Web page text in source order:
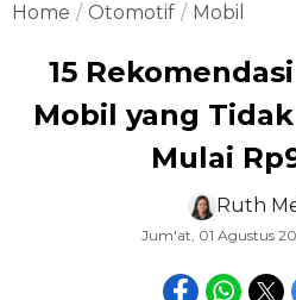
Home Otomotif Mobil
15
Mobil yang
Mulai
Ruth
Jum'at, 01 Agustus